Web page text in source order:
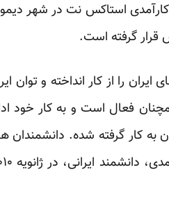
کارآمدی استاکس نت در شهر
قرار گرفته است.
را از کار انداخته و توان
فعال است و به کار خود
به کار گرفته شده. دانشمندان